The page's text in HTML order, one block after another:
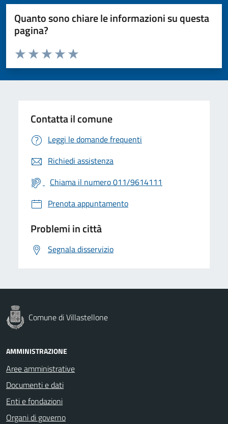
Quanto sono chiare le informazioni su questa
pagina?
Valuta da 1 a 5 stelle la pagina
Valuta 5 stelle su 5
Valuta 4 stelle su 5
Valuta 3 stelle su 5
Valuta 2 stelle su 5
Valuta 1 stelle su 5
Contatta il comune
Leggi le domande frequenti
Richiedi assistenza
Chiama il numero 011/9614111
Prenota appuntamento
Problemi in città
Segnala disservizio
Comune di Villastellone
AMMINISTRAZIONE
Aree amministrative
Documenti e dati
Enti e fondazioni
Organi di governo